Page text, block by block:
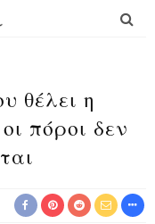
θέλει η
πόροι δεν